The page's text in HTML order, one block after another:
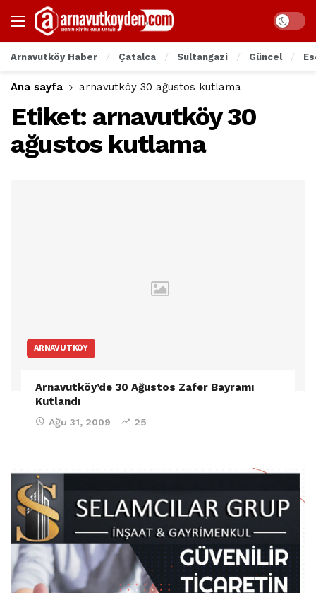
Arnavutköy Haber Çatalca Sultangazi Güncel
Ana sayfa arnavutköy 30 ağustos kutlama
Etiket: arnavutköy 30
ağustos kutlama
ARNAVUTKÖY
Arnavutköy’de 30 Ağustos Zafer Bayramı
Kutlandı
Ağu 31, 2009 25